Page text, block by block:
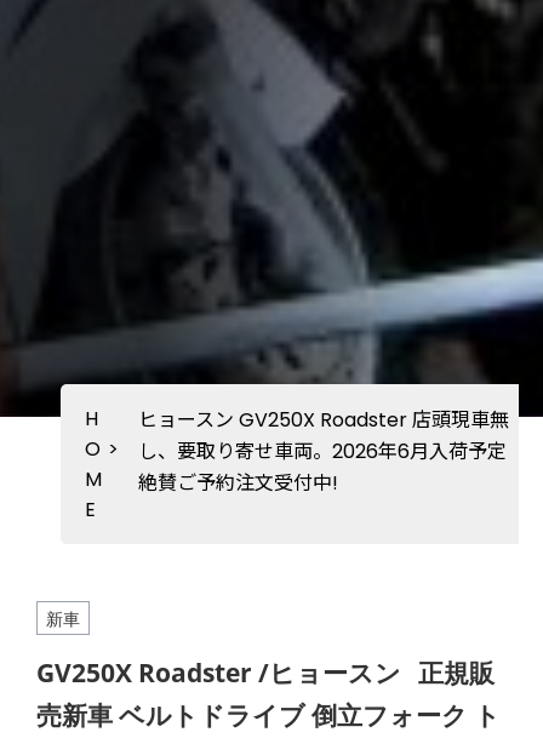
H
O
M
E
>
ヒョースン GV250X Roadster 店頭現車無
し、要取り寄せ車両。2026年6月入荷予定
絶賛ご予約注文受付中!
新車
GV250X Roadster /ヒョースン 正規販
売新車 ベルトドライブ 倒立フォーク ト